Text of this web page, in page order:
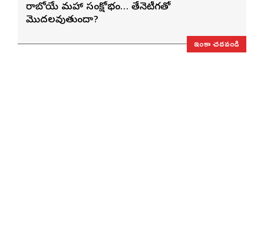
రాబోయే మహా సంక్షోభం… తేనెటీగతో
మొదలవుతుందా?
ఇంకా చదవండి